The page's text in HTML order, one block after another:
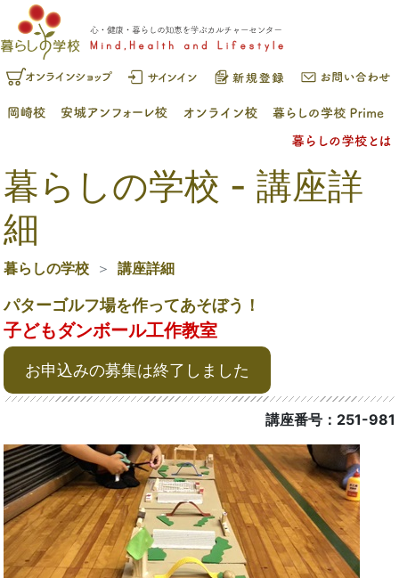
暮らしの学校 - 講座詳
細
暮らしの学校 講座詳細
パターゴルフ場を作ってあそぼう！
子どもダンボール工作教室
お申込みの募集は終了しました
講座番号：251-981